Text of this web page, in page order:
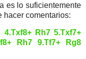
es lo suficientemente
hacer comentarios:
4.Txf8+ Rh7 5.Txf7+
Rh7 9.Tf7+ Rg8